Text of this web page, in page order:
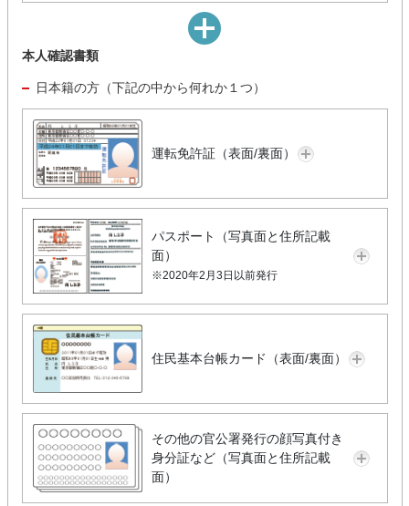
本人確認書類
日本籍の方（下記の中から何れか１つ）
運転免許証（表面/裏面）
パスポート（写真面と住所記載
面）
※2020年2月3日以前発行
住民基本台帳カード（表面/裏面）
その他の官公署発行の顔写真付き
身分証など（写真面と住所記載
面）